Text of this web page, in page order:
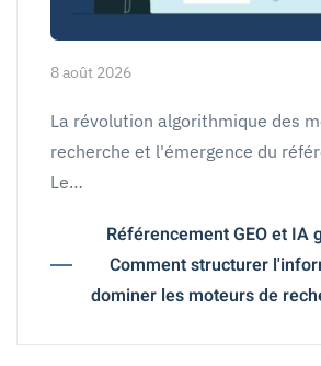
8 août 2026
La révolution algorithmique des
recherche et l'émergence du
Le…
Référencement GEO et IA
Comment structurer
dominer les moteurs de